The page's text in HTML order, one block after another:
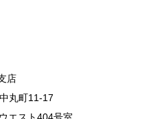
店
丸町11-17